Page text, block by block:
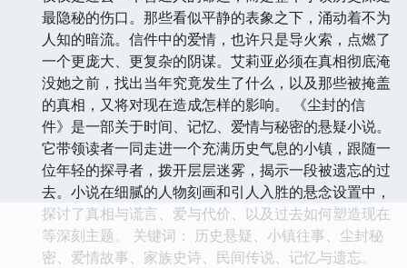
最隐秘的伤口。那些看似平静的表象之下，涌动着不为
人知的暗流。信件中的爱情，也许只是导火索，点燃了
一个更庞大、更复杂的阴谋。艾莉亚必须在真相彻底淹
没她之前，找出当年究竟发生了什么，以及那些被掩盖
的真相，又将对现在造成怎样的影响。 《尘封的信
件》是一部关于时间、记忆、爱情与秘密的悬疑小说。
它带领读者一同走进一个充满历史气息的小镇，跟随一
位年轻的探寻者，拨开层层迷雾，揭示一段被遗忘的过
去。小说在细腻的人物刻画和引人入胜的悬念设置中，
探讨了真相与谎言、爱与代价、以及过去如何塑造现在
等深刻主题。 关键词： 历史悬疑、小镇往事、尘封秘
密、爱情故事、家族史诗、民间传说、记忆与遗忘。